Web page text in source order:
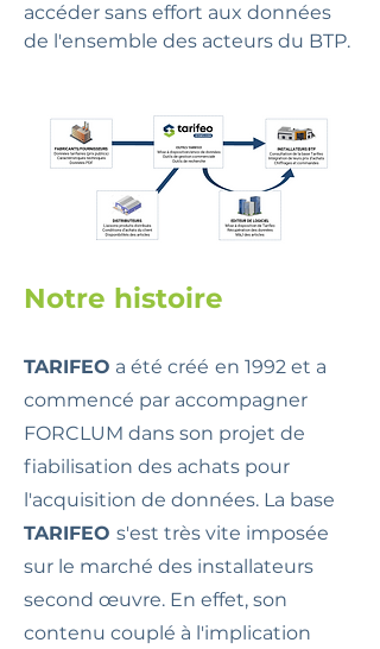
accéder sans effort aux données
de l'ensemble des acteurs du BTP.
Notre histoire
TARIFEO a été créé en 1992 et a
commencé par accompagner
FORCLUM dans son projet de
fiabilisation des achats pour
l'acquisition de données. La base
TARIFEO s'est très vite imposée
sur le marché des installateurs
second œuvre. En effet, son
contenu couplé à l'implication